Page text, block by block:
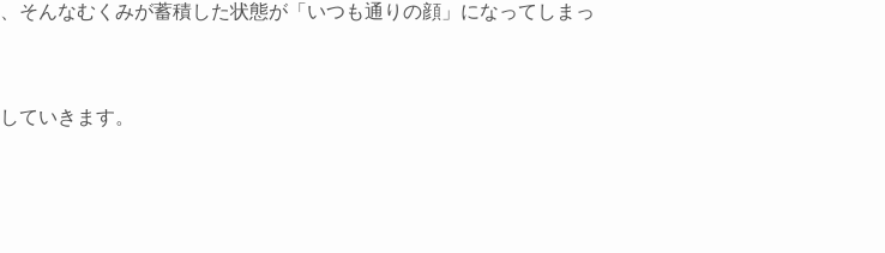
そんなむくみが蓄積した状態が「いつも通りの顔」になってしまっ
ていきます。